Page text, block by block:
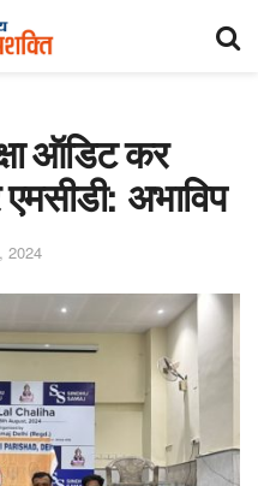
ऑडिट कर
एमसीडी: अभाविप
2024